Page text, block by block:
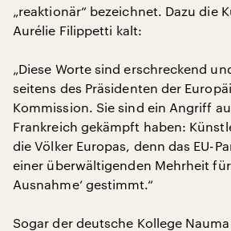
„reaktionär“ bezeichnet. Dazu die
Aurélie Filippetti kalt:
„Diese Worte sind erschreckend
seitens des Präsidenten der
Kommission. Sie sind ein Angriff
Frankreich gekämpft haben:
die Völker Europas, denn das EU-
einer überwältigenden Mehrheit
Ausnahme‘ gestimmt.“
Sogar der deutsche Kollege